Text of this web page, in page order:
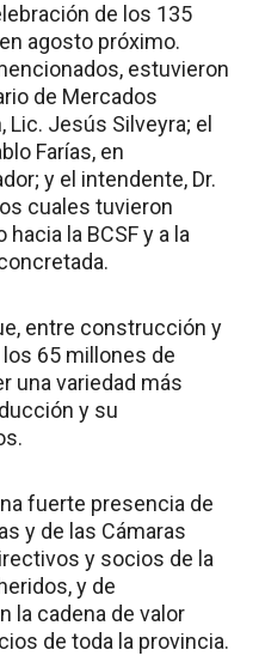
de los 135
agosto próximo.
estuvieron
de Mercados
Jesús Silveyra; el
Farías, en
y el intendente, Dr.
cuales tuvieron
la BCSF y a la
entre construcción y
65 millones de
una variedad más
y su
fuerte presencia de
y de las Cámaras
y socios de la
y de
la cadena de valor
de toda la provincia.